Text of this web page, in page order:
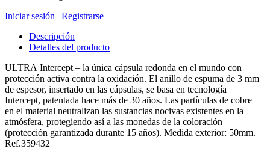
Iniciar sesión | Registrarse
Descripción
Detalles del producto
ULTRA Intercept – la única cápsula redonda en el mundo con
protección activa contra la oxidación. El anillo de espuma de 3 mm
de espesor, insertado en las cápsulas, se basa en tecnología
Intercept, patentada hace más de 30 años. Las partículas de cobre
en el material neutralizan las sustancias nocivas existentes en la
atmósfera, protegiendo así a las monedas de la coloración
(protección garantizada durante 15 años). Medida exterior: 50mm.
Ref.359432